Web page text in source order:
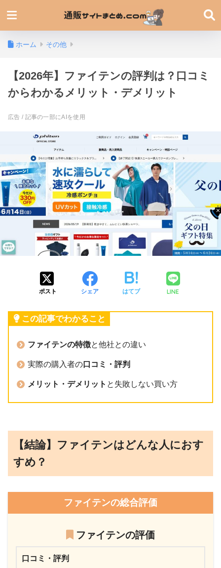
ホーム その他
【2026年】ファイテンの評判は？口コミ
からわかるメリット・デメリット
ポスト シェア はてブ LINE
この記事でわかること
ファイテンの特徴と他社との違い
実際の購入者の口コミ・評判
メリット・デメリット と失敗しない買い方
【結論】ファイテンはどんな人におす
すめ？
ファイテンの総合評価
ファイテンの評価
口コミ・評判